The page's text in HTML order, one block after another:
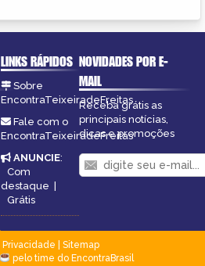
LINKS RÁPIDOS
Sobre
EncontraTeixeiradeFreitas
Fale com o
EncontraTeixeiradeFreitas
ANUNCIE:
Com
destaque
Grátis
NOVIDADES POR E-
MAIL
Receba grátis as
principais notícias,
dicas e promoções
Privacidade
Sitemap
pelo time do EncontraBrasil